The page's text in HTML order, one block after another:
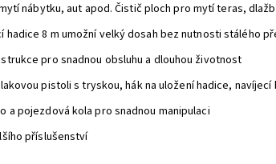
nábytku, aut apod. Čistič ploch pro mytí teras,
hadice 8 m umožní velký dosah bez nutnosti stálého
pro snadnou obsluhu a dlouhou životnost
pistoli s tryskou, hák na uložení hadice, navíjecí
a pojezdová kola pro snadnou manipulaci
příslušenství